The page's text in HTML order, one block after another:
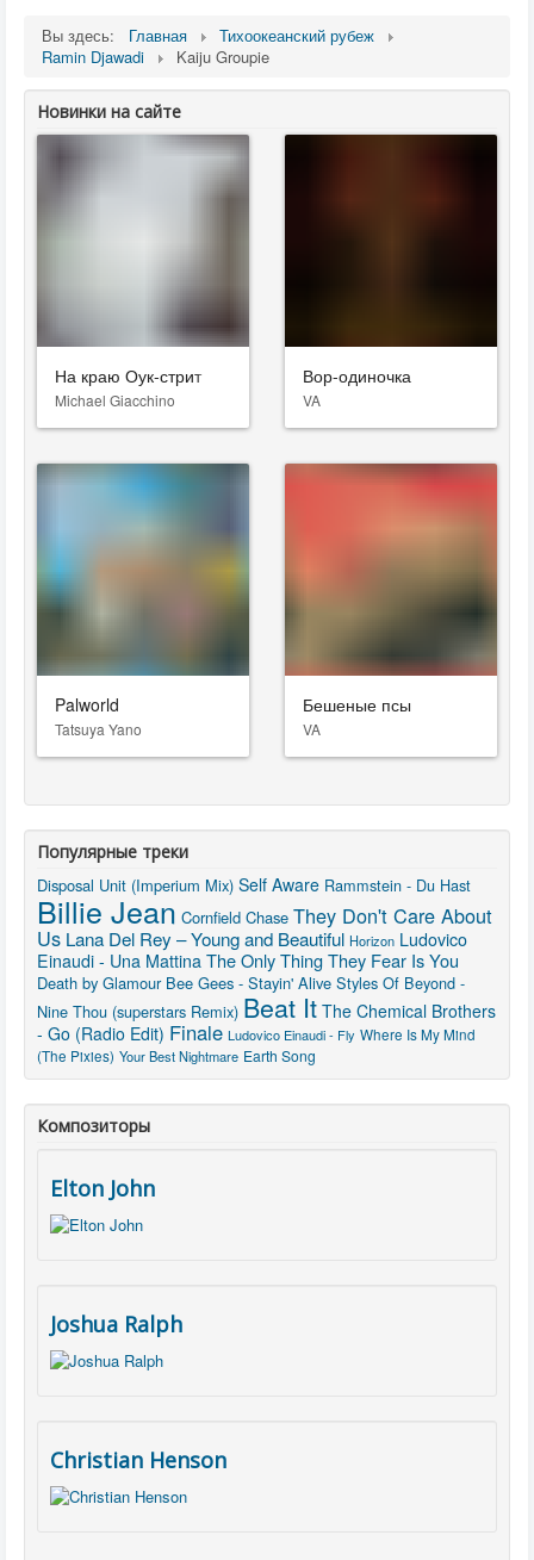
Вы здесь: Главная
Тихоокеанский рубеж
Ramin Djawadi
Kaiju Groupie
Новинки на сайте
На краю Оук-стрит
Michael Giacchino
Вор-одиночка
VA
Palworld
Tatsuya Yano
Бешеные псы
VA
Популярные треки
Disposal Unit (Imperium Mix) Self Aware Rammstein - Du Hast
Billie Jean Cornfield Chase They Don't Care About
Us Lana Del Rey – Young and Beautiful Horizon Ludovico
Einaudi - Una Mattina The Only Thing They Fear Is You
Death by Glamour Bee Gees - Stayin' Alive Styles Of Beyond -
Nine Thou (superstars Remix) Beat It The Chemical Brothers
- Go (Radio Edit) Finale Ludovico Einaudi - Fly Where Is My Mind
(The Pixies) Your Best Nightmare Earth Song
Композиторы
Elton John
Joshua Ralph
Christian Henson